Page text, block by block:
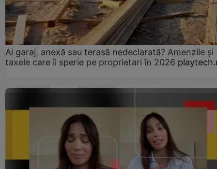
Ai garaj, anexă sau terasă nedeclarată? Amenzile și
taxele care îi sperie pe proprietari în 2026